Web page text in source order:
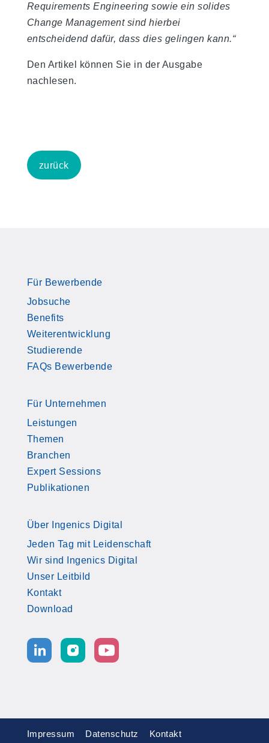
Requirements Engineering sowie ein solides
Change Management sind hierbei
entscheidend dafür, dass dies gelingen kann.“
Den Artikel können Sie in der Ausgabe
nachlesen.
zurück
Für Bewerbende
Jobsuche
Benefits
Weiterentwicklung
Studierende
FAQs Bewerbende
Für Unternehmen
Leistungen
Themen
Branchen
Expert Sessions
Publikationen
Über Ingenics Digital
Jeden Tag mit Leidenschaft
Wir sind Ingenics Digital
Unser Leitbild
Kontakt
Download
Impressum Datenschutz Kontakt